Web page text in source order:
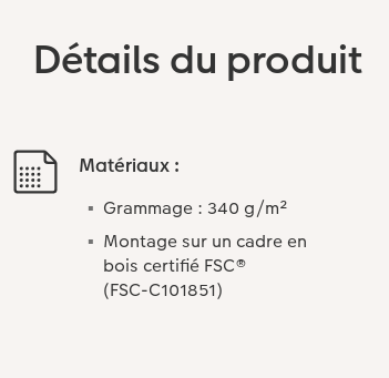
Détails du produit
Matériaux :
Grammage : 340 g/m²
Montage sur un cadre en
bois certifié FSC®
(FSC-C101851)